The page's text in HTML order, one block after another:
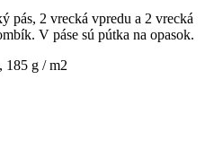
pás, 2 vrecká vpredu a 2 vrecká
V páse sú pútka na opasok.
185 g / m2